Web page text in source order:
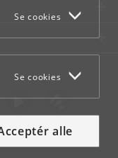
Se cookies
Se cookies
alle